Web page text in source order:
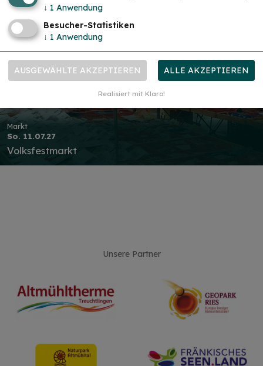
Markt
So. 11.07.27
Volksfestmarkt
Unsere Partner
↓ 1 Anwendung
Besucher-Statistiken
↓ 1 Anwendung
AUSGEWÄHLTE AKZEPTIEREN ALLE AKZEPTIEREN
Realisiert mit Klaro!